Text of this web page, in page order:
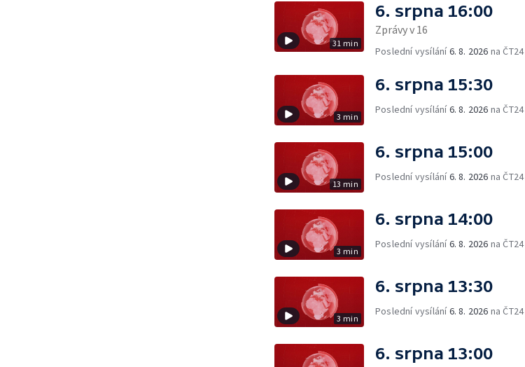
31 min
6. srpna 16:00
Zprávy v 16
Poslední vysílání6. 8. 2026 na ČT24
3 min
6. srpna 15:30
Poslední vysílání6. 8. 2026 na ČT24
13 min
6. srpna 15:00
Poslední vysílání6. 8. 2026 na ČT24
3 min
6. srpna 14:00
Poslední vysílání6. 8. 2026 na ČT24
3 min
6. srpna 13:30
Poslední vysílání6. 8. 2026 na ČT24
6. srpna 13:00